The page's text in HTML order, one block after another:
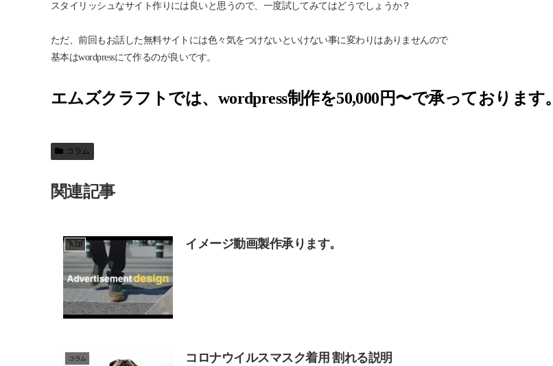
スタイリッシュなサイト作りには良いと思うので、一度試してみてはどうでしょうか？
ただ、前回もお話した無料サイトには色々気をつけないといけない事に変わりはありませんので
基本はwordpressにて作るのが良いです。
エムズクラフトでは、wordpress制作を50,000円〜で承っております。
コラム
関連記事
WEB イメージ動画製作承ります。
コラム コロナウイルスマスク着用 割れる説明